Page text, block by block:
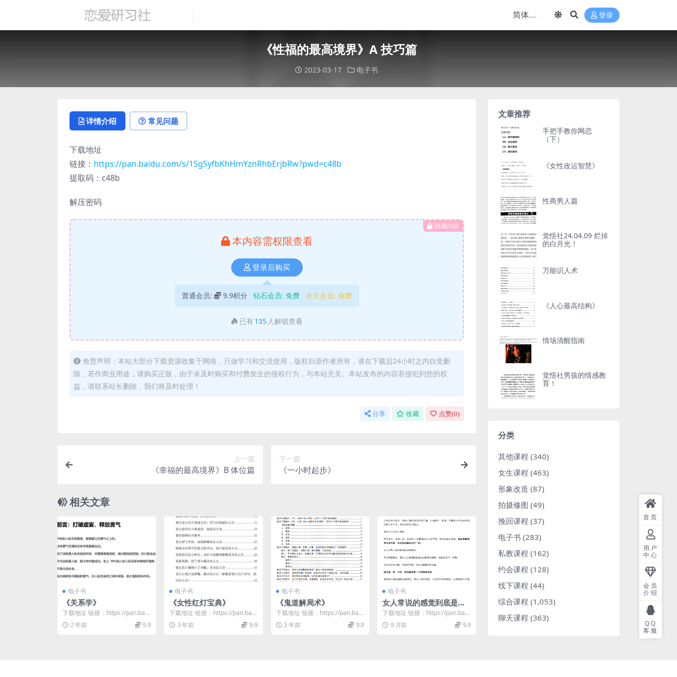
登录
《性福的最高境界》A 技巧篇
2023-03-17 电子书
详情介绍 常见问题
下载地址
链接： https://pan.baidu.com/s/1SgSyfbKhHmYznRhbErjbRw?pwd=c48b
提取码：c48b
解压密码
隐藏内容
本内容需权限查看
登录后购买
普通会员: 9.9积分 钻石会员: 免费 永久会员: 免费
已有 135 人解锁查看
免责声明：本站大部分下载资源收集于网络，只做学习和交流使用，版权归原作者所有，请在下载后24小时之内自觉删
除，若作商业用途，请购买正版，由于未及时购买和付费发生的侵权行为，与本站无关。本站发布的内容若侵犯到您的权
益，请联系站长删除，我们将及时处理！
分享 收藏 点赞(0)
上一篇
《幸福的最高境界》B 体位篇
下一篇
《一小时起步》
相关文章
电子书
《关系学》
下载地址 链接：https://pan.baid
u.com/s/1eJ5B0pV...
2 年前 9.9
电子书
《女性红灯宝典》
下载地址 链接：https://pan.baid
u.com/s/1nyY9_tE...
3 年前 9.9
电子书
《鬼道解局术》
下载地址 链接：https://pan.baid
u.com/s/1bk0zECs...
3 年前 9.9
电子书
女人常说的感觉到底是什
么
下载地址 链接：https://pan.baid
u.com/s/1FZFWKTj...
9 月前 9.9
文章推荐
手把手教你网恋
（下）
《女性改运智慧》
性商男人篇
觉悟社24.04.09 烂掉
的白月光！
万能识人术
《人心最高结构》
情场清醒指南
觉悟社男孩的情感教
育！
分类
其他课程 (340)
女生课程 (463)
形象改造 (87)
拍摄修图 (49)
挽回课程 (37)
电子书 (283)
私教课程 (162)
约会课程 (128)
线下课程 (44)
综合课程 (1,053)
聊天课程 (363)
首页
用户
中心
会员
介绍
QQ
客服